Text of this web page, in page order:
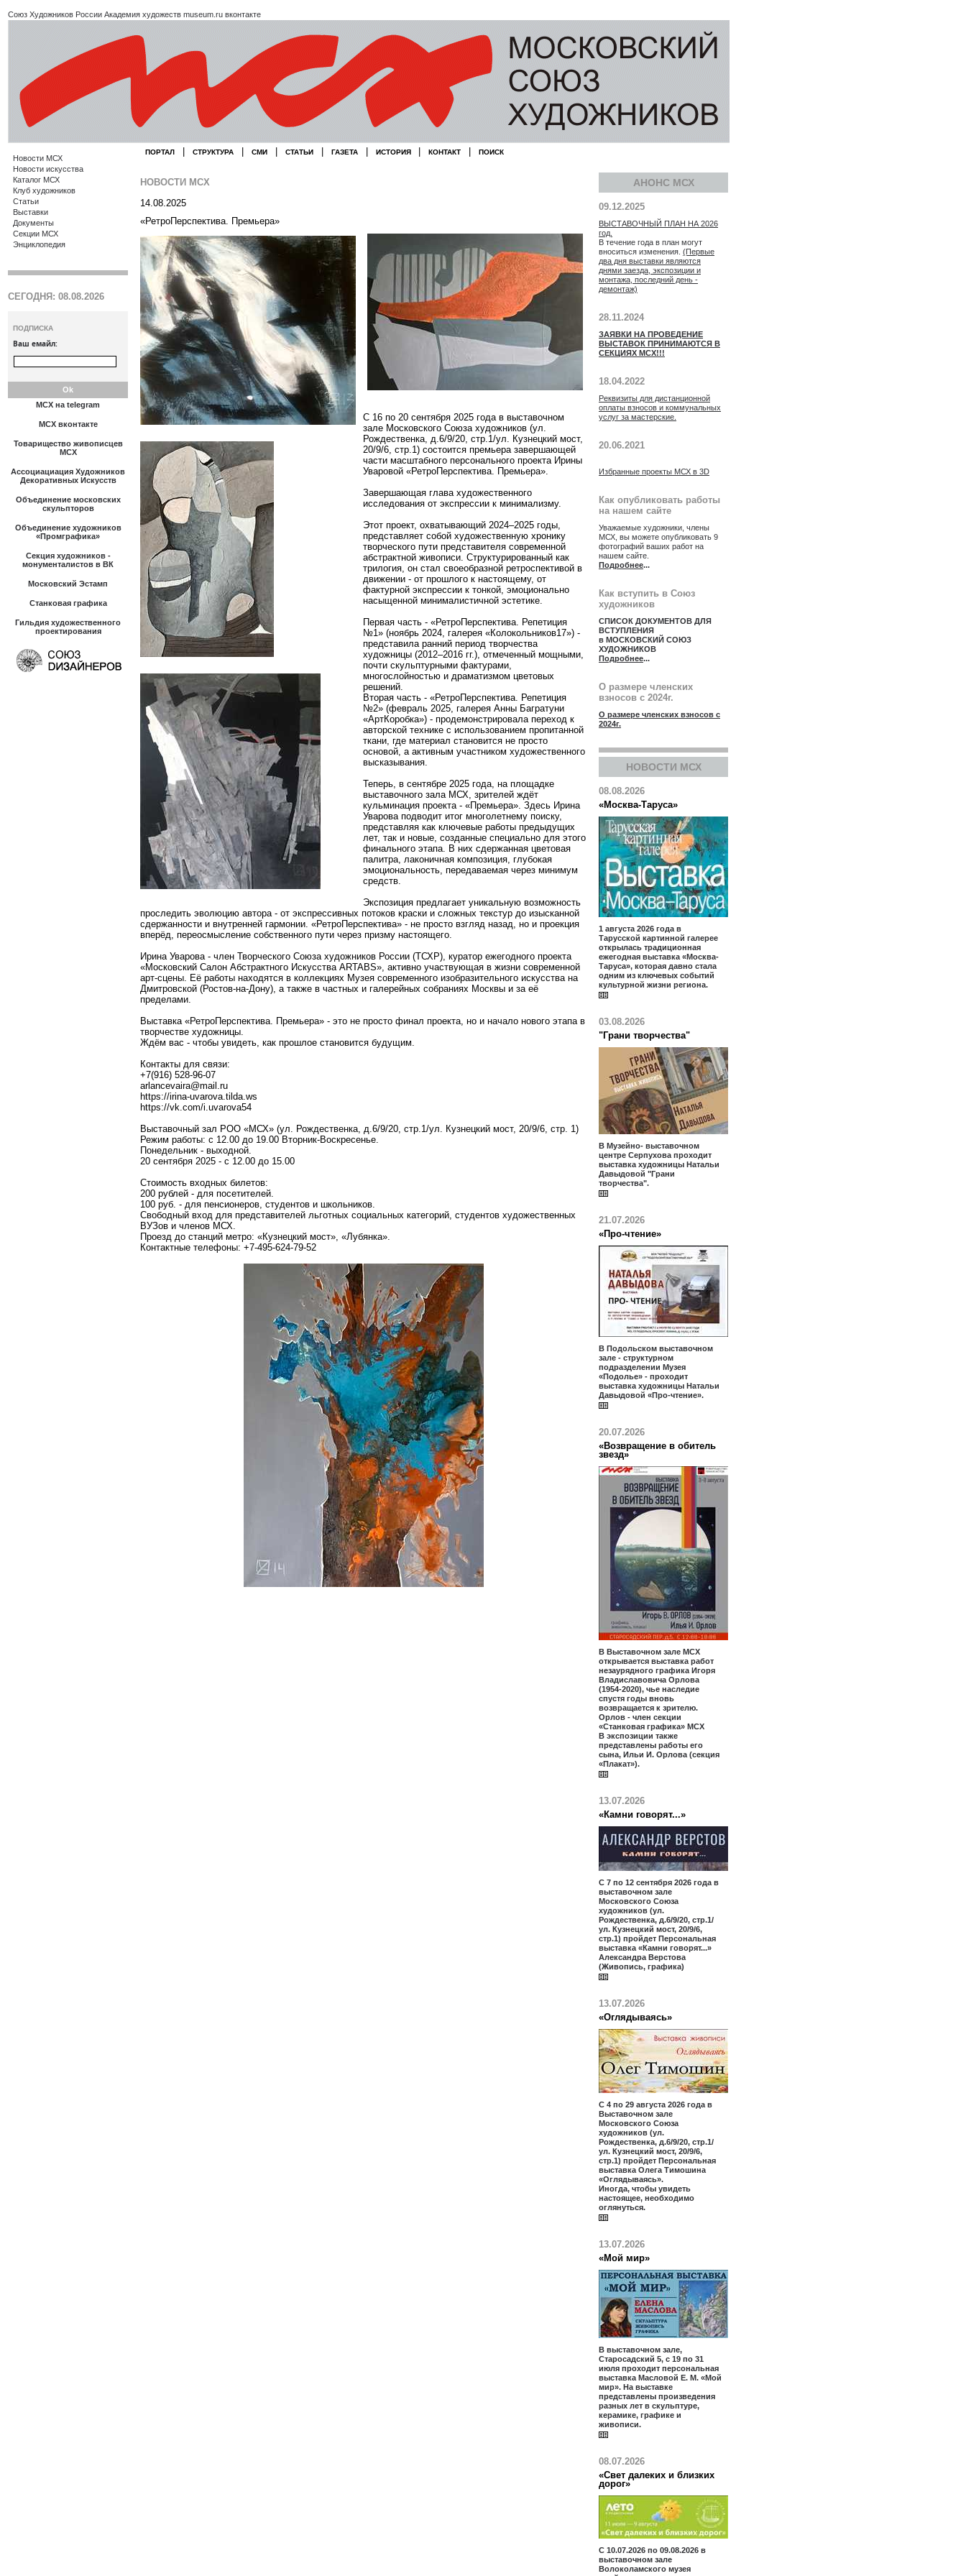
Союз Художников России Академия художеств museum.ru вконтакте
Новости МСХ
Новости искусства
Каталог МСХ
Клуб художников
Статьи
Выставки
Документы
Секции МСХ
Энциклопедия
СЕГОДНЯ: 08.08.2026
ПОДПИСКА
Ваш емайл:
МСХ на telegram
МСХ вконтакте
Товарищество живописцев
МСХ
Ассоциациация Художников
Декоративных Искусств
Объединение московских
скульпторов
Объединение художников
«Промграфика»
Секция художников -
монументалистов в ВК
Московский Эстамп
Станковая графика
Гильдия художественного
проектирования
ПОРТАЛ СТРУКТУРА СМИ СТАТЬИ ГАЗЕТА ИСТОРИЯ КОНТАКТ ПОИСК
НОВОСТИ МСХ
14.08.2025
«РетроПерспектива. Премьера»
С 16 по 20 сентября 2025 года в выставочном
зале Московского Союза художников (ул.
Рождественка, д.6/9/20, стр.1/ул. Кузнецкий мост,
20/9/6, стр.1) состоится премьера завершающей
части масштабного персонального проекта Ирины
Уваровой «РетроПерспектива. Премьера».
Завершающая глава художественного
исследования от экспрессии к минимализму.
Этот проект, охватывающий 2024–2025 годы,
представляет собой художественную хронику
творческого пути представителя современной
абстрактной живописи. Структурированный как
трилогия, он стал своеобразной ретроспективой в
движении - от прошлого к настоящему, от
фактурной экспрессии к тонкой, эмоционально
насыщенной минималистичной эстетике.
Первая часть - «РетроПерспектива. Репетиция
№1» (ноябрь 2024, галерея «Колокольников17») -
представила ранний период творчества
художницы (2012–2016 гг.), отмеченный мощными,
почти скульптурными фактурами,
многослойностью и драматизмом цветовых
решений.
Вторая часть - «РетроПерспектива. Репетиция
№2» (февраль 2025, галерея Анны Багратуни
«АртКоробка») - продемонстрировала переход к
авторской технике с использованием пропитанной
ткани, где материал становится не просто
основой, а активным участником художественного
высказывания.
Теперь, в сентябре 2025 года, на площадке
выставочного зала МСХ, зрителей ждёт
кульминация проекта - «Премьера». Здесь Ирина
Уварова подводит итог многолетнему поиску,
представляя как ключевые работы предыдущих
лет, так и новые, созданные специально для этого
финального этапа. В них сдержанная цветовая
палитра, лаконичная композиция, глубокая
эмоциональность, передаваемая через минимум
средств.
Экспозиция предлагает уникальную возможность
проследить эволюцию автора - от экспрессивных потоков краски и сложных текстур до изысканной
сдержанности и внутренней гармонии. «РетроПерспектива» - не просто взгляд назад, но и проекция
вперёд, переосмысление собственного пути через призму настоящего.
Ирина Уварова - член Творческого Союза художников России (ТСХР), куратор ежегодного проекта
«Московский Салон Абстрактного Искусства ARTABS», активно участвующая в жизни современной
арт-сцены. Её работы находятся в коллекциях Музея современного изобразительного искусства на
Дмитровской (Ростов-на-Дону), а также в частных и галерейных собраниях Москвы и за её
пределами.
Выставка «РетроПерспектива. Премьера» - это не просто финал проекта, но и начало нового этапа в
творчестве художницы.
Ждём вас - чтобы увидеть, как прошлое становится будущим.
Контакты для связи:
+7(916) 528-96-07
arlancevaira@mail.ru
https://irina-uvarova.tilda.ws
https://vk.com/i.uvarova54
Выставочный зал РОО «МСХ» (ул. Рождественка, д.6/9/20, стр.1/ул. Кузнецкий мост, 20/9/6, стр. 1)
Режим работы: с 12.00 до 19.00 Вторник-Воскресенье.
Понедельник - выходной.
20 сентября 2025 - с 12.00 до 15.00
Стоимость входных билетов:
200 рублей - для посетителей.
100 руб. - для пенсионеров, студентов и школьников.
Свободный вход для представителей льготных социальных категорий, студентов художественных
ВУЗов и членов МСХ.
Проезд до станций метро: «Кузнецкий мост», «Лубянка».
Контактные телефоны: +7-495-624-79-52
АНОНС МСХ
09.12.2025
ВЫСТАВОЧНЫЙ ПЛАН НА 2026
год.
В течение года в план могут
вноситься изменения. (Первые
два дня выставки являются
днями заезда, экспозиции и
монтажа, последний день -
демонтаж)
28.11.2024
ЗАЯВКИ НА ПРОВЕДЕНИЕ
ВЫСТАВОК ПРИНИМАЮТСЯ В
СЕКЦИЯХ МСХ!!!
18.04.2022
Реквизиты для дистанционной
оплаты взносов и коммунальных
услуг за мастерские.
20.06.2021
Избранные проекты МСХ в 3D
Как опубликовать работы
на нашем сайте
Уважаемые художники, члены
МСХ, вы можете опубликовать 9
фотографий ваших работ на
нашем сайте.
Подробнее...
Как вступить в Союз
художников
СПИСОК ДОКУМЕНТОВ ДЛЯ
ВСТУПЛЕНИЯ
в МОСКОВСКИЙ СОЮЗ
ХУДОЖНИКОВ
Подробнее...
О размере членских
взносов с 2024г.
О размере членских взносов с
2024г.
НОВОСТИ МСХ
08.08.2026
«Москва-Таруса»
1 августа 2026 года в
Тарусcкой картинной галерее
открылась традиционная
ежегодная выставка «Москва-
Таруса», которая давно стала
одним из ключевых событий
культурной жизни региона.
03.08.2026
"Грани творчества"
В Музейно- выставочном
центре Серпухова проходит
выставка художницы Натальи
Давыдовой "Грани
творчества".
21.07.2026
«Про-чтение»
В Подольском выставочном
зале - структурном
подразделении Музея
«Подолье» - проходит
выставка художницы Натальи
Давыдовой «Про-чтение».
20.07.2026
«Возвращение в обитель
звезд»
В Выставочном зале МСХ
открывается выставка работ
незаурядного графика Игоря
Владиславовича Орлова
(1954-2020), чье наследие
спустя годы вновь
возвращается к зрителю.
Орлов - член секции
«Станковая графика» МСХ
В экспозиции также
представлены работы его
сына, Ильи И. Орлова (секция
«Плакат»).
13.07.2026
«Камни говорят...»
С 7 по 12 сентября 2026 года в
выставочном зале
Московского Союза
художников (ул.
Рождественка, д.6/9/20, стр.1/
ул. Кузнецкий мост, 20/9/6,
стр.1) пройдет Персональная
выставка «Камни говорят...»
Александра Верстова
(Живопись, графика)
13.07.2026
«Оглядываясь»
С 4 по 29 августа 2026 года в
Выставочном зале
Московского Союза
художников (ул.
Рождественка, д.6/9/20, стр.1/
ул. Кузнецкий мост, 20/9/6,
стр.1) пройдет Персональная
выставка Олега Тимошина
«Оглядываясь».
Иногда, чтобы увидеть
настоящее, необходимо
оглянуться.
13.07.2026
«Мой мир»
В выставочном зале,
Старосадский 5, с 19 по 31
июля проходит персональная
выставка Масловой Е. М. «Мой
мир». На выставке
представлены произведения
разных лет в скульптуре,
керамике, графике и
живописи.
08.07.2026
«Свет далеких и близких
дорог»
С 10.07.2026 по 09.08.2026 в
выставочном зале
Волоколамского музея